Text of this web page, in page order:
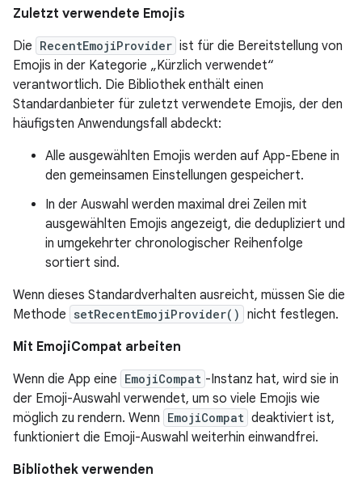
Zuletzt verwendete Emojis
Die RecentEmojiProvider ist für die Bereitstellung von
Emojis in der Kategorie „Kürzlich verwendet“
verantwortlich. Die Bibliothek enthält einen
Standardanbieter für zuletzt verwendete Emojis, der den
häufigsten Anwendungsfall abdeckt:
Alle ausgewählten Emojis werden auf App-Ebene in
den gemeinsamen Einstellungen gespeichert.
In der Auswahl werden maximal drei Zeilen mit
ausgewählten Emojis angezeigt, die dedupliziert und
in umgekehrter chronologischer Reihenfolge
sortiert sind.
Wenn dieses Standardverhalten ausreicht, müssen Sie die
Methode setRecentEmojiProvider() nicht festlegen.
Mit EmojiCompat arbeiten
Wenn die App eine EmojiCompat -Instanz hat, wird sie in
der Emoji-Auswahl verwendet, um so viele Emojis wie
möglich zu rendern. Wenn EmojiCompat deaktiviert ist,
funktioniert die Emoji-Auswahl weiterhin einwandfrei.
Bibliothek verwenden